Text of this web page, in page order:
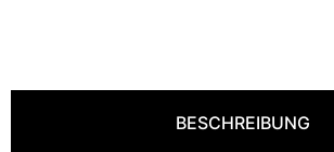
BESCHREIBUNG